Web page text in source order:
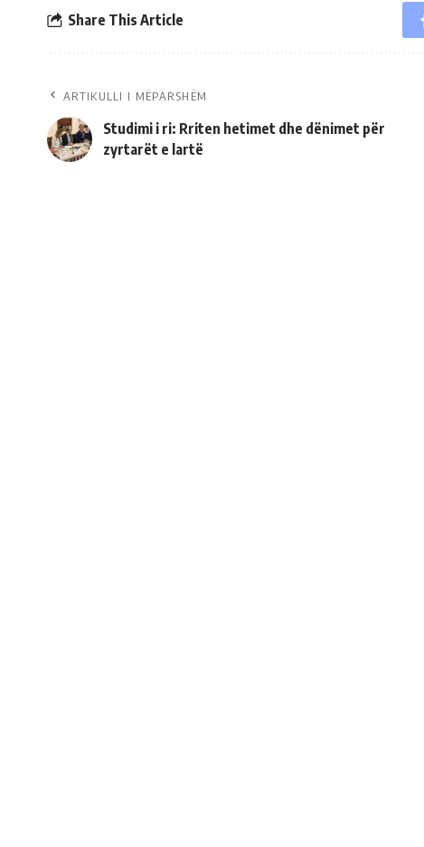
Share This Article
ARTIKULLI I MËPARSHËM
Studimi i ri: Rriten hetimet dhe dënimet për
zyrtarët e lartë